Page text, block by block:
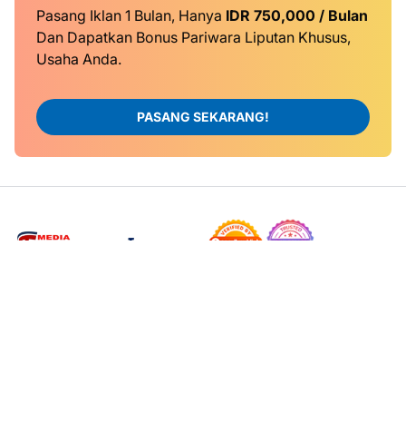
Pasang Iklan 1 Bulan, Hanya IDR 750,000 / Bulan
Dan Dapatkan Bonus Pariwara Liputan Khusus,
Usaha Anda.
PASANG SEKARANG!